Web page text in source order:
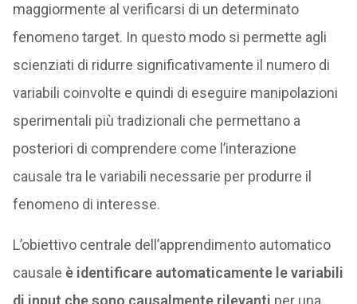
maggiormente al verificarsi di un determinato
fenomeno target. In questo modo si permette agli
scienziati di ridurre significativamente il numero di
variabili coinvolte e quindi di eseguire manipolazioni
sperimentali più tradizionali che permettano a
posteriori di comprendere come l’interazione
causale tra le variabili necessarie per produrre il
fenomeno di interesse.
L’obiettivo centrale dell’apprendimento automatico
causale è identificare automaticamente le variabili
di input che sono causalmente rilevanti per una